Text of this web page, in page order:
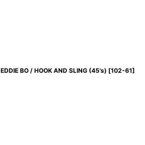
EDDIE BO / HOOK AND SLING (45's) [102-61]